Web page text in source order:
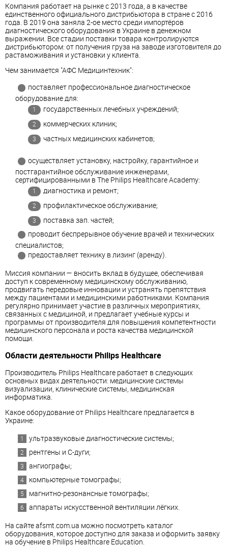
Компания работает на рынке с 2013 года, а в качестве
единственного официального дистрибьютора в стране с 2016
года. В 2019 она заняла 2-ое место среди импортёров
диагностического оборудования в Украине в денежном
выражении. Все стадии поставки товара контролируются
дистрибьютором: от получения груза на заводе изготовителя до
растаможивания и установки у клиента.
Чем занимается "АФС Медицинтехник":
поставляет профессиональное диагностическое
оборудование для:
государственных лечебных учреждений;
коммерческих клиник;
частных медицинских кабинетов;
осуществляет установку, настройку, гарантийное и
постгарантийное обслуживание инженерами,
сертифицированными в The Philips Healthcare Academy:
диагностика и ремонт;
профилактическое обслуживание;
поставка зап. частей;
проводит беспрерывное обучение врачей и технических
специалистов;
предоставляет технику в лизинг (аренду).
Миссия компании — вносить вклад в будущее, обеспечивая
доступ к современному медицинскому обслуживанию,
продвигать передовые инновации и устранять препятствия
между пациентами и медицинскими работниками. Компания
регулярно принимает участие в различных мероприятиях,
связанных с медициной, и предлагает учебные курсы и
программы от производителя для повышения компетентности
медицинского персонала и роста качества медицинской
помощи.
Области деятельности Philips Healthcare
Производитель Philips Healthcare работает в следующих
основных видах деятельности: медицинские системы
визуализации, клинические системы, медицинская
информатика.
Какое оборудование от Philips Healthcare предлагается в
Украине:
ультразвуковые диагностические системы;
рентгены и С-дуги;
ангиографы;
компьютерные томографы;
магнитно-резонансные томографы;
аппараты искусственной вентиляции лёгких.
На сайте afsmt.com.ua можно посмотреть каталог
оборудования, которое доступно для заказа и оформить заявку
на обучение в Philips Healthcare Education.